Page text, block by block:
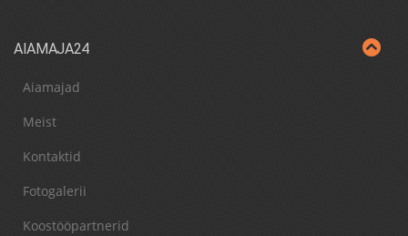
AIAMAJA24
Aiamajad
Meist
Kontaktid
Fotogalerii
Koostööpartnerid